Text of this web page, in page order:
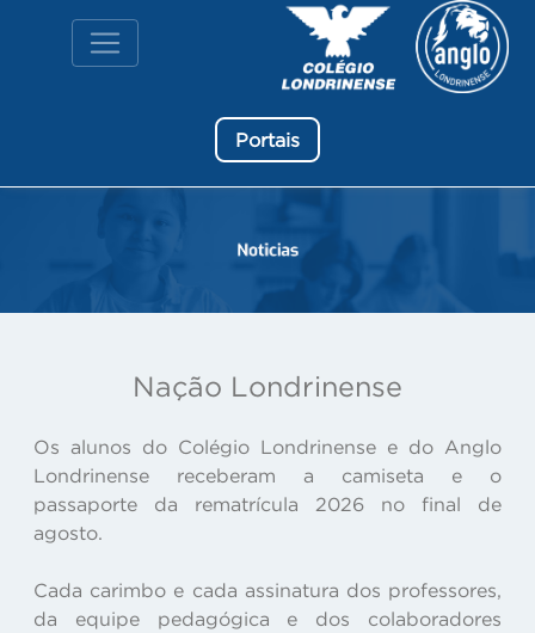
Portais
Nação Londrinense
Os alunos do Colégio Londrinense e do Anglo
Londrinense receberam a camiseta e o
passaporte da rematrícula 2026 no final de
agosto.
Cada carimbo e cada assinatura dos professores,
da equipe pedagógica e dos colaboradores